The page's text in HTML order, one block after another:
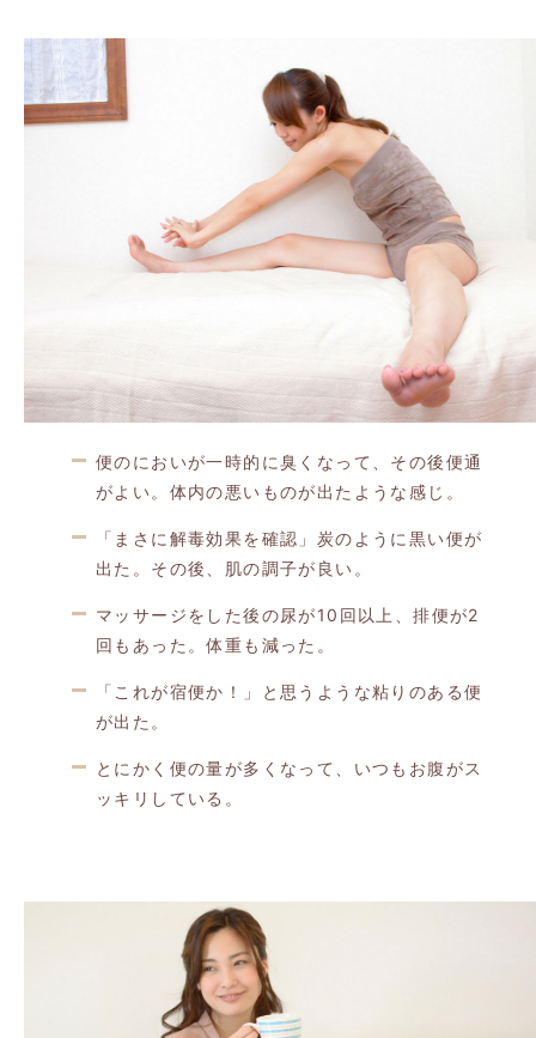
便のにおいが一時的に臭くなって、その後便通
がよい。体内の悪いものが出たような感じ。
「まさに解毒効果を確認」炭のように黒い便が
出た。その後、肌の調子が良い。
マッサージをした後の尿が10回以上、排便が2
回もあった。体重も減った。
「これが宿便か！」と思うような粘りのある便
が出た。
とにかく便の量が多くなって、いつもお腹がス
ッキリしている。